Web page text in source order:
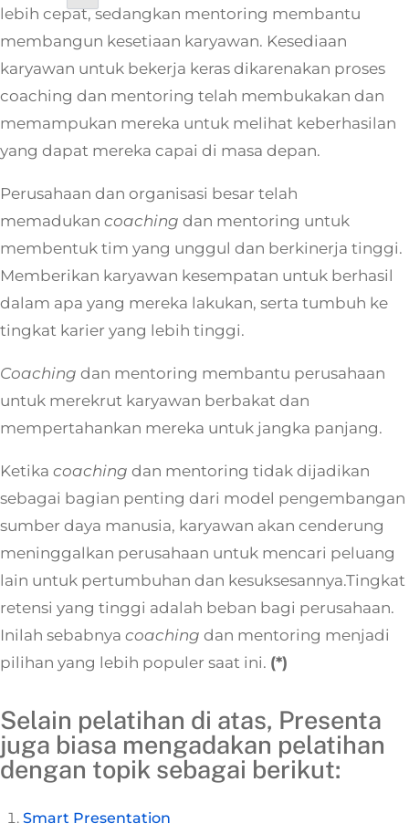
lebih cepat, sedangkan mentoring membantu
membangun kesetiaan karyawan. Kesediaan
karyawan untuk bekerja keras dikarenakan proses
coaching dan mentoring telah membukakan dan
memampukan mereka untuk melihat keberhasilan
yang dapat mereka capai di masa depan.
Perusahaan dan organisasi besar telah
memadukan coaching dan mentoring untuk
membentuk tim yang unggul dan berkinerja tinggi.
Memberikan karyawan kesempatan untuk berhasil
dalam apa yang mereka lakukan, serta tumbuh ke
tingkat karier yang lebih tinggi.
Coaching dan mentoring membantu perusahaan
untuk merekrut karyawan berbakat dan
mempertahankan mereka untuk jangka panjang.
Ketika coaching dan mentoring tidak dijadikan
sebagai bagian penting dari model pengembangan
sumber daya manusia, karyawan akan cenderung
meninggalkan perusahaan untuk mencari peluang
lain untuk pertumbuhan dan kesuksesannya.Tingkat
retensi yang tinggi adalah beban bagi perusahaan.
Inilah sebabnya coaching dan mentoring menjadi
pilihan yang lebih populer saat ini. (*)
Selain pelatihan di atas, Presenta
juga biasa mengadakan pelatihan
dengan topik sebagai berikut:
Smart Presentation